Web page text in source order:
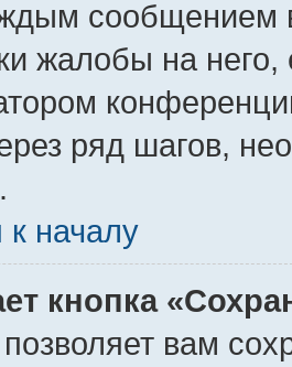
сообщением
жалобы на
ряд шагов,
к началу
кнопка
вам